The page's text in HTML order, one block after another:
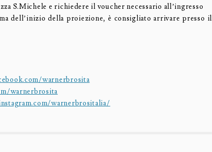
S.Michele e richiedere il voucher necessario all’ingresso
dell’inizio della proiezione, è consigliato arrivare presso il
warnerbrosita
warnerbrosita
warnerbrositalia/